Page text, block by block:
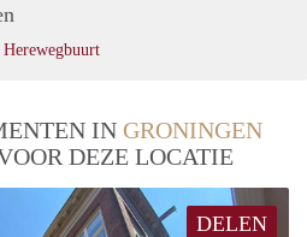
IN GRONINGEN
DEZE LOCATIE
DELEN